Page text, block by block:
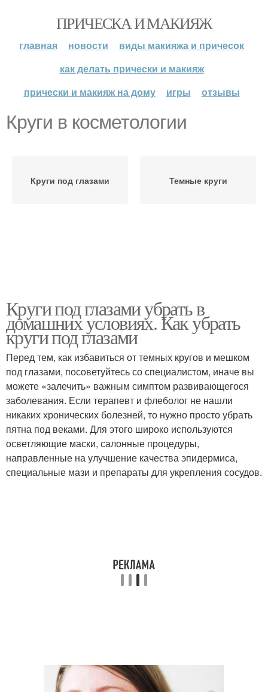
ПРИЧЕСКА И МАКИЯЖ
главная новости
виды макияжа и причесок
как делать прически и макияж
прически и макияж на дому
игры отзывы
Круги в косметологии
Круги под глазами Темные круги
Круги под глазами убрать в
домашних условиях. Как убрать
круги под глазами
Перед тем, как избавиться от темных кругов и мешком
под глазами, посоветуйтесь со специалистом, иначе вы
можете «залечить» важным симптом развивающегося
заболевания. Если терапевт и флеболог не нашли
никаких хронических болезней, то нужно просто убрать
пятна под веками. Для этого широко используются
осветляющие маски, салонные процедуры,
направленные на улучшение качества эпидермиса,
специальные мази и препараты для укрепления сосудов.